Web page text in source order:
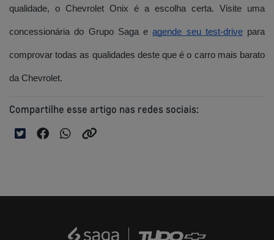
qualidade, o Chevrolet Onix é a escolha certa. Visite uma
concessionária do Grupo Saga eagende seu test-drivepara
comprovar todas as qualidades deste que é o carro mais barato
da Chevrolet.
Compartilhe esse artigo nas redes sociais: